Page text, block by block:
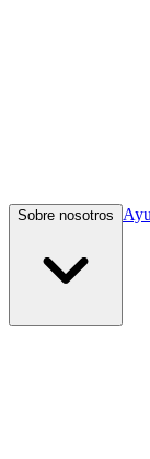
Sobre nosotros